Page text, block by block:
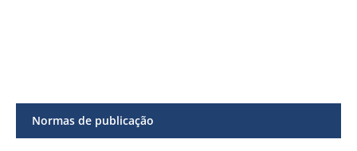
Normas de publicação